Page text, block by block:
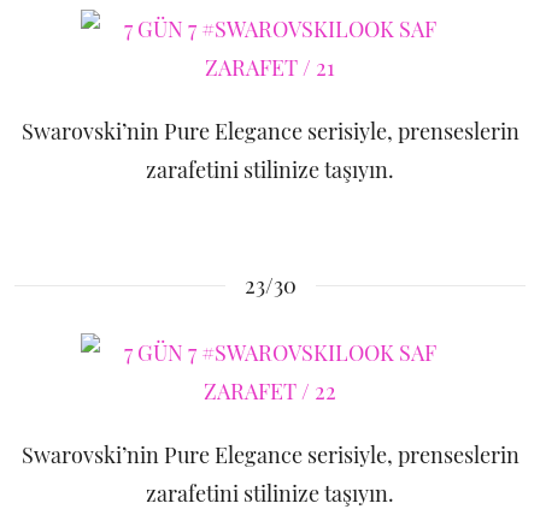
Swarovski’nin Pure Elegance serisiyle, prenseslerin
zarafetini stilinize taşıyın.
23/30
Swarovski’nin Pure Elegance serisiyle, prenseslerin
zarafetini stilinize taşıyın.